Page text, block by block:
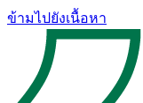
ข้ามไปยังเนื้อหา